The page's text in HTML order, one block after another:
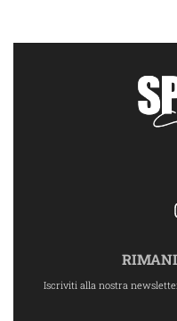
Iscriviti alla nostra